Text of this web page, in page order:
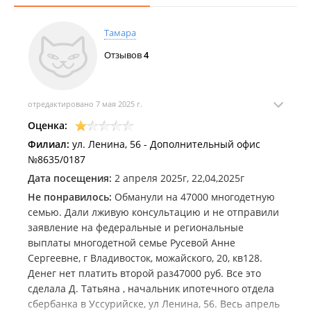
В последние годы Сбербанк существенно расширил свое
Украина и Беларусь), Сбербанк представлен в девяти
странах Центральной и Восточной Европы (Sberbank Europe
AG, бывший VBI) и в Турции (DenizBank). Сбербанк России
также имеет представительства в Германии и Китае, филиал
состоялся официальный запуск бренда Сбербанка в Европе.
В 2013 году Сбербанк занял 63 место в рейтинге самых
дорогих мировых брендов, опубликованном консалтинговой
компанией Brand Finance. Стоимость бренда Сбербанка
оценена в $14,16 млрд., за год она выросла почти на $3,4
млрд.
ПАО "Сбербанк".
Список банкоматов.
Тамара
Отзывов4
отредактировано 7 мая 2025 г.
Оценка:
Филиал: ул. Ленина, 56 - Дополнительный офис
№8635/0187
Дата посещения: 2 апреля 2025г, 22,04,2025г
Не понравилось: Обманули на 47000 многодетную
семью. Дали лживую консультацию и не отправили
заявление на федеральные и региональные
выплаты многодетной семье Русевой Анне
Сергеевне, г Владивосток, можайского, 20, кв128.
Денег нет платить второй раз47000 руб. Все это
сделала Д. Татьяна , начальник ипотечного отдела
сбербанка в Уссурийске, ул Ленина, 56. Весь апрель